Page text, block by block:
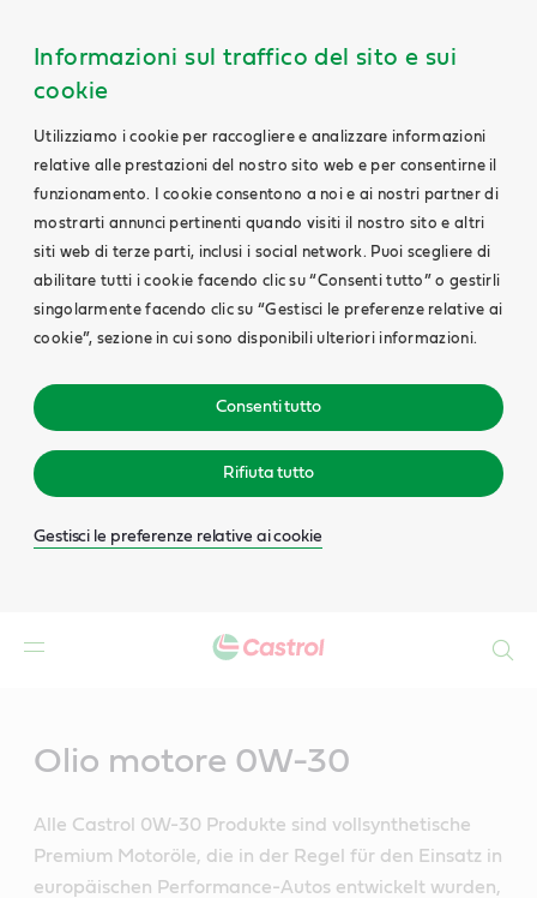
Informazioni sul traffico del sito e sui
cookie
Utilizziamo i cookie per raccogliere e analizzare informazioni
relative alle prestazioni del nostro sito web e per consentirne il
funzionamento. I cookie consentono a noi e ai nostri partner di
mostrarti annunci pertinenti quando visiti il nostro sito e altri
siti web di terze parti, inclusi i social network. Puoi scegliere di
abilitare tutti i cookie facendo clic su “Consenti tutto” o gestirli
singolarmente facendo clic su “Gestisci le preferenze relative ai
cookie”, sezione in cui sono disponibili ulteriori informazioni.
Consenti tutto
Rifiuta tutto
Gestisci le preferenze relative ai cookie
Olio motore 0W-30
Alle Castrol 0W-30 Produkte sind vollsynthetische
Premium Motoröle, die in der Regel für den Einsatz in
europäischen Performance-Autos entwickelt wurden,